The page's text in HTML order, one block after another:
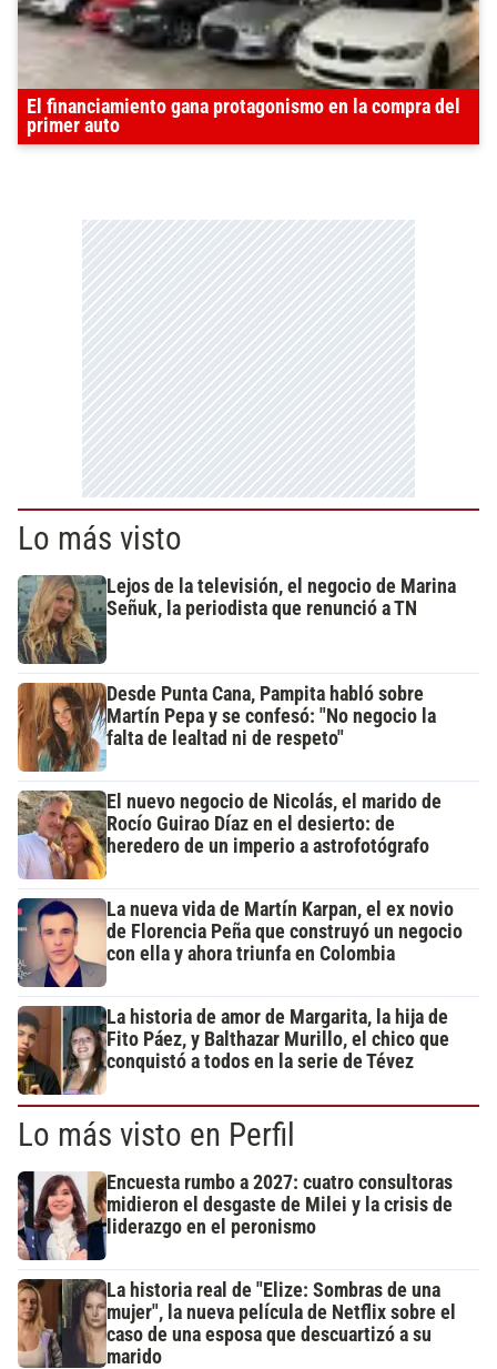
El financiamiento gana protagonismo en la compra del
primer auto
Lo más visto
Lejos de la televisión, el negocio de Marina
Señuk, la periodista que renunció a TN
Desde Punta Cana, Pampita habló sobre
Martín Pepa y se confesó: "No negocio la
falta de lealtad ni de respeto"
El nuevo negocio de Nicolás, el marido de
Rocío Guirao Díaz en el desierto: de
heredero de un imperio a astrofotógrafo
La nueva vida de Martín Karpan, el ex novio
de Florencia Peña que construyó un negocio
con ella y ahora triunfa en Colombia
La historia de amor de Margarita, la hija de
Fito Páez, y Balthazar Murillo, el chico que
conquistó a todos en la serie de Tévez
Lo más visto en Perfil
Encuesta rumbo a 2027: cuatro consultoras
midieron el desgaste de Milei y la crisis de
liderazgo en el peronismo
La historia real de "Elize: Sombras de una
mujer", la nueva película de Netflix sobre el
caso de una esposa que descuartizó a su
marido